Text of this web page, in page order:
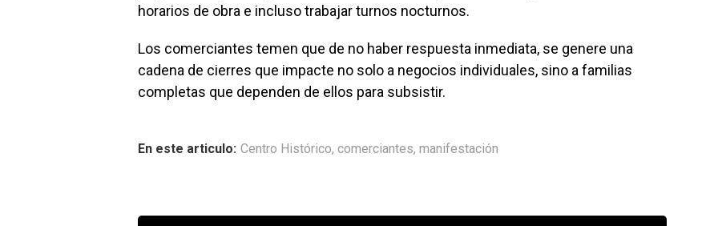
horarios de obra e incluso trabajar turnos nocturnos.
Los comerciantes temen que de no haber respuesta inmediata, se genere una
cadena de cierres que impacte no solo a negocios individuales, sino a familias
completas que dependen de ellos para subsistir.
En este articulo: Centro Histórico, comerciantes, manifestación